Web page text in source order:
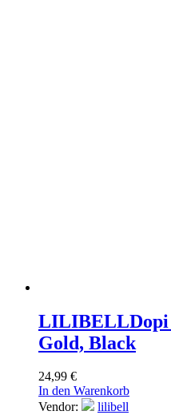
LILIBELL
Gold, Black
24,99 €
In den Warenkorb
Vendor:
lilibell